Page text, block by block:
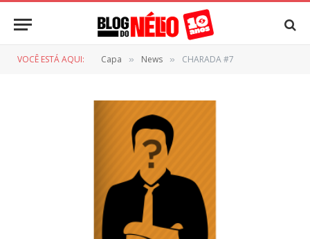
VOCÊ ESTÁ AQUI: Capa » News » CHARADA #7